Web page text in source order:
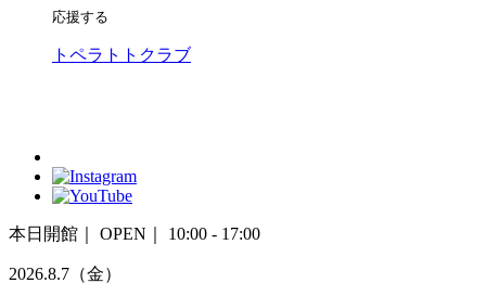
応援する
トペラトトクラブ
本日開館｜ OPEN｜ 10:00 - 17:00
2026.8.7 （金）